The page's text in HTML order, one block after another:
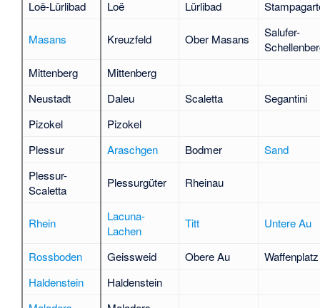
Loë-Lürlibad
Loë Lürlibad
Masans Kreuzfeld Ober Masans
Salufer-
Mittenberg
Mittenberg
Neustadt
Daleu Scaletta
Segantini
Pizokel
Pizokel
Plessur
Araschgen Bodmer
Sand
Plessur-
Scaletta
Plessurgüter Rheinau
Rhein
Lacuna-
Lachen
Titt Untere Au
Ross­boden Geissweid Obere Au
Waffenplatz
Haldenstein
Haldenstein